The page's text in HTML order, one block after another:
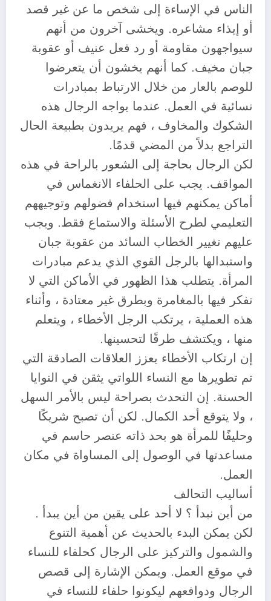
الناس في الإساءة إلى شخص ما عن غير قصد
أو إيذاء مشاعره. ويخشى آخرون من أنهم
سيواجهون مقاومة أو رد فعل عنيف أو عقوبة
جبان مخيف. كما أنهم يخشون أن يتعرضوا
للوصم بالعار من خلال الارتباط بمبادرات
نسائية في العمل. عندما يواجه الرجال هذه
الشكوك والمخاوف ، فهم يريدون بطبيعة الحال
التراجع بدلاً من المضي قدمًا.
لكن الرجال بحاجة إلى الشعور بالراحة في هذه
المواقف. يجب على الحلفاء الانغماس في
أماكن يمكنهم فيها استخدام فضولهم وتوجيههم
التعليمي لطرح الأسئلة والاستماع فقط. ويجب
عليهم تغيير الخطاب السائد من عقوبة جبان
واستبدالها بالرجل القوي الذي يدعم مبادرات
المرأة. يتطلب هذا الظهور في الأماكن التي لا
تفكر فيها بالمغامرة وبطرق غير معتادة ، وأثناء
هذه العملية ، يرتكب الرجل الأخطاء ، ويتعلم
منها ، ويكتشف طرقًا لتحسينها.
إن ارتكاب الأخطاء يعزز العلاقات الصادقة التي
تم تطويرها مع النساء اللواتي يثقن في النوايا
الحسنة. إن التحدث بصراحة ليس بالأمر السهل
، ولا يتوقع أحد الكمال. لكن أن تصبح شريكًا
وحليفًا للمرأة هو بحد ذاته عنصر حاسم في
مساعدتها في الوصول إلى المساواة في مكان
العمل.
أساليب التحالف
من أين نبدأ ؟ لا أحد على يقين من أين يبدأ .
لكن يمكن البدء بالحديث عن أهمية التنوع
والشمول والتركيز على الرجال كحلفاء للنساء
في موقع العمل. ويمكن الإشارة إلى قصص
الرجال ودوافعهم ليكونوا حلفاء للنساء في